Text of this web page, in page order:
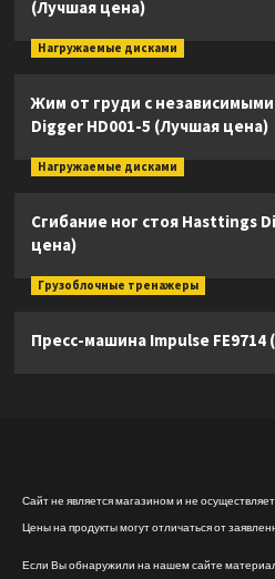
(Лучшая цена)
Нагружаемые дисками
Жим от груди с
Digger HD001-5 (Лучшая цена)
Нагружаемые дисками
Сгибание ног стоя Hasttings
цена)
Грузоблочные тренажеры
Пресс-машина Impulse FE9714
Сайт не является магазином и не
Цены на продукты могут отличаться от
Если Вы обнаружили на нашем сайте